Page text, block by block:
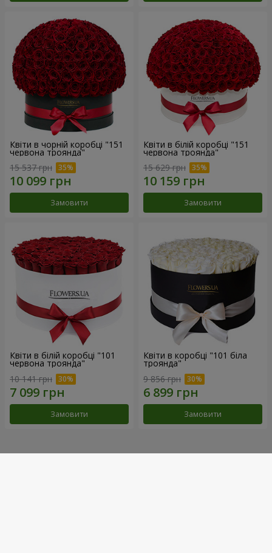
Квіти в чорній коробці "151
червона троянда"
15 537 грн
Замовити
Квіти в білій коробці "151
червона троянда"
15 629 грн
Замовити
Квіти в білій коробці "101
червона троянда"
10 141 грн
Замовити
Квіти в коробці "101 біла
троянда"
9 856 грн
Замовити